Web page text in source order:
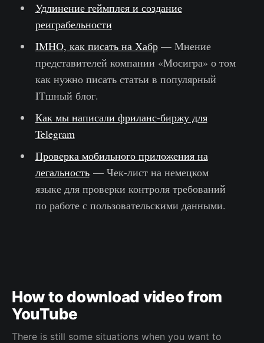
Удлинение геймплея и создание
реиграбельности
IMHO, как писать на Хабр— Мнение
представителей компании «Мосигра» о том
как нужно писать статьи в популярный
ITшный блог.
Как мы написали фриланс-биржу для
Telegram
Проверка мобильного приложения на
легальность— Чек-лист на немецком
языке для проверки контроля требований
по работе с пользовательскими данными.
How to download video from
YouTube
There is still some situations when you want to